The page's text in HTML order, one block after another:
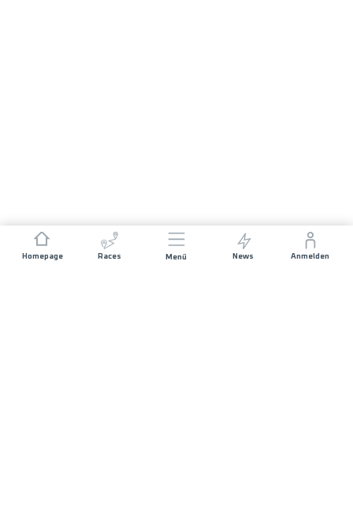
Homepage Races Menü News Anmelden